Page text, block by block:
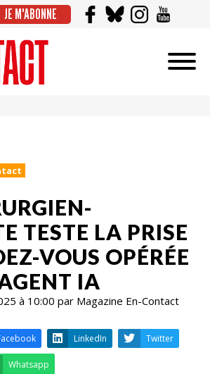
JE M'ABONNE
TESTE LA PRISE
VOUS OPÉRÉE
IA
à 10:00 par Magazine En-Contact